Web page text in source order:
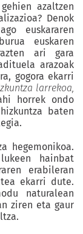
azaltzen
Denok
euskararen
euskaren
ari gara
arazoak
gogora ekarri
larrekoa,
horrek ondo
baten
hegemonikoa.
hainbat
erabileran
ekarri dute.
naturalean
ziren eta gaur